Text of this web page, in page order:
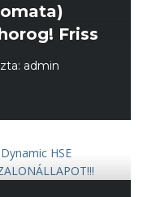
Friss
admin